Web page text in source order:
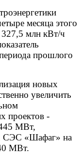
месяца этого
млн кВт/ч
прошлого
новых
увеличить
проектов -
МВт,
СЭС «Шафаг» на
МВт.